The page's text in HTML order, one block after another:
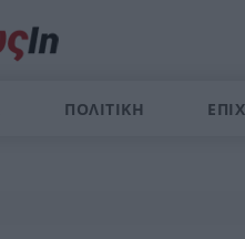
ΠΟΛΙΤΙΚΗ